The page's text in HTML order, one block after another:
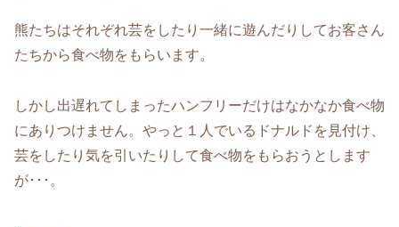
熊たちはそれぞれ芸をしたり一緒に遊んだりしてお客さん
たちから食べ物をもらいます。
しかし出遅れてしまったハンフリーだけはなかなか食べ物
にありつけません。やっと１人でいるドナルドを見付け、
芸をしたり気を引いたりして食べ物をもらおうとします
が･･･。